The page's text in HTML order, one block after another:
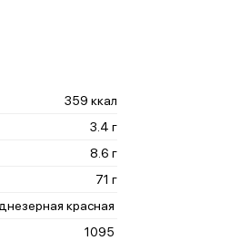
359 ккал
3.4 г
8.6 г
71 г
красная
1095